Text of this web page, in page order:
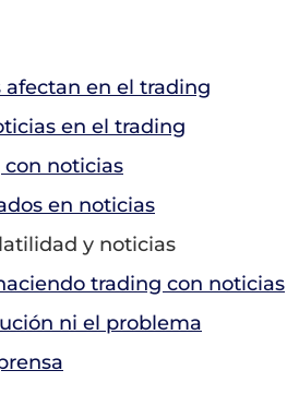
en el trading
en el trading
noticias
en noticias
y noticias
trading con noticias
ni el problema